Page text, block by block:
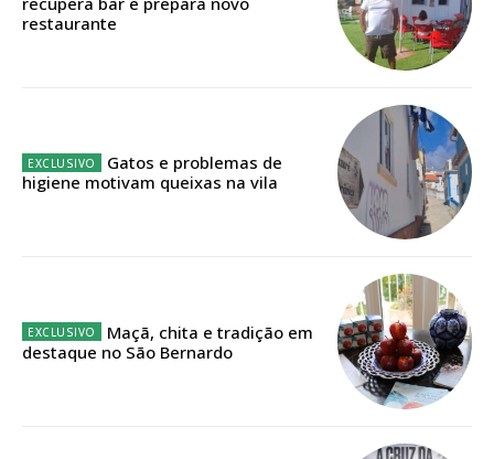
Edição em papel entregue à Quinta-feira em sua
Acesso aos conteúdos Exclusivos para
assinantes
restaurante
Gatos e problemas de
higiene motivam queixas na vila
Maçã, chita e tradição em
destaque no São Bernardo